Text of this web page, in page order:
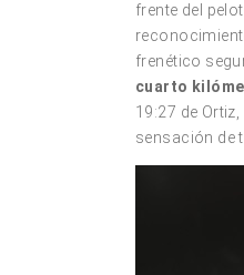
frente del
frenético
cuarto
19:27 de
sensación de